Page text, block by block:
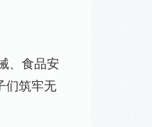
、食品安
们筑牢无